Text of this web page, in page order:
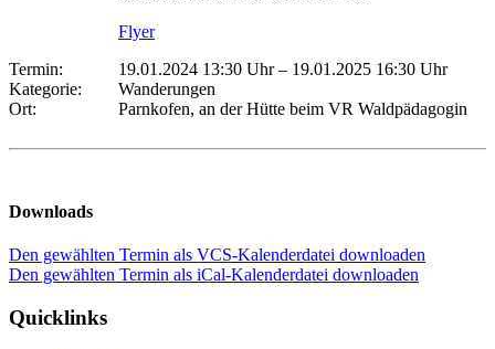
Flyer
Termin:
19.01.2024 13:30 Uhr– 19.01.2025 16:30 Uhr
Kategorie:
Wanderungen
Ort:
Parnkofen, an der Hütte beim VR Waldpädagogin
Downloads
Den gewählten Termin als VCS-Kalenderdatei downloaden
Den gewählten Termin als iCal-Kalenderdatei downloaden
Quicklinks